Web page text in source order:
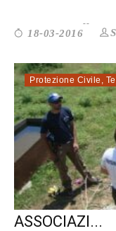
18-03-2016
Protezione Civile
PROTEZIONE
ASSOCIAZI...